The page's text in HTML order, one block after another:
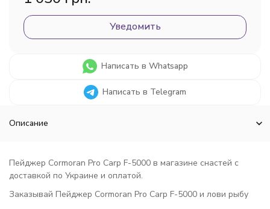
Уведомить
Написать в Whatsapp
Написать в Telegram
Описание
Пейджер Cormoran Pro Carp F-5000 в магазине снастей с
доставкой по Украине и оплатой.
Заказывай Пейджер Cormoran Pro Carp F-5000 и лови рыбу